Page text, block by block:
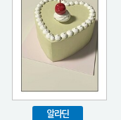
알라딘